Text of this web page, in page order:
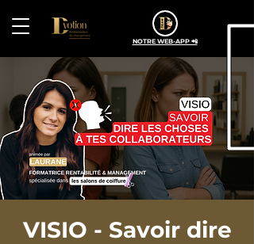
NOTRE WEB-APP 📲
VISIO - Savoir dire